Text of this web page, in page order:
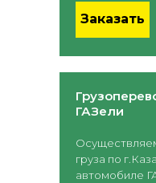
Заказать
ГАЗели
груза по
автомобиле